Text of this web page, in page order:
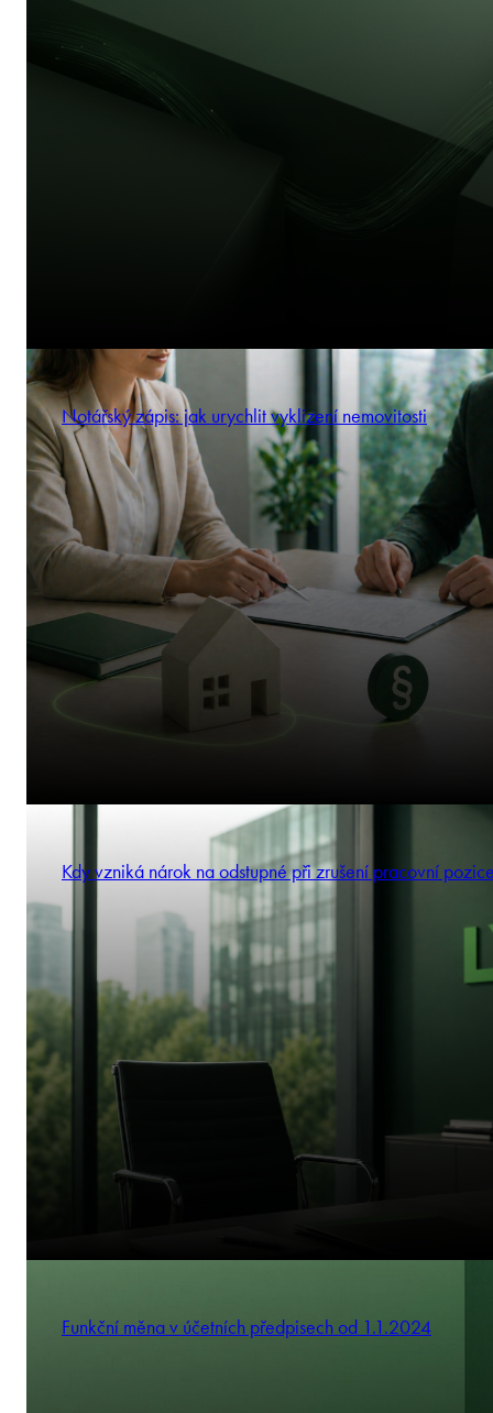
Notářský zápis: jak urychlit vyklizení nemovitosti
Kdy vzniká nárok na odstupné při zrušení pracovní
Funkční měna v účetních předpisech od 1.1.2024